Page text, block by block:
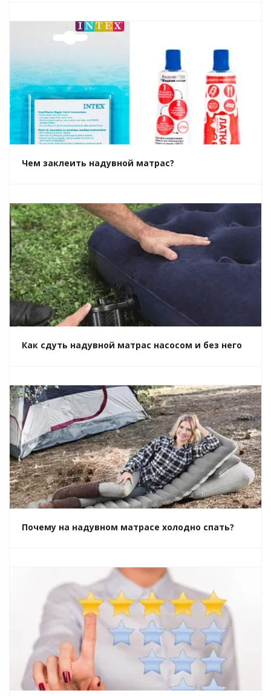
Чем заклеить надувной матрас?
Как сдуть надувной матрас насосом и без него
Почему на надувном матрасе холодно спать?